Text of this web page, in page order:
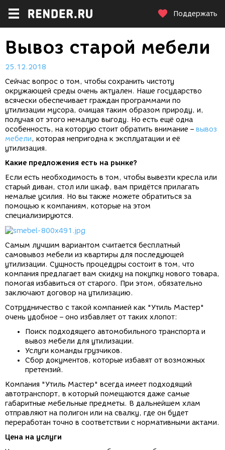
Поддержать
Вывоз старой мебели
25.12.2018
Сейчас вопрос о том, чтобы сохранить чистоту
окружающей среды очень актуален. Наше государство
всячески обеспечивает граждан программами по
утилизации мусора, очищая таким образом природу, и,
получая от этого немалую выгоду. Но есть ещё одна
особенность, на которую стоит обратить внимание – вывоз
мебели, которая непригодна к эксплуатации и её
утилизация.
Какие предложения есть на рынке?
Если есть необходимость в том, чтобы вывезти кресла или
старый диван, стол или шкаф, вам придётся прилагать
немалые усилия. Но вы также можете обратиться за
помощью к компаниям, которые на этом
специализируются.
Самым лучшим вариантом считается бесплатный
самовывоз мебели из квартиры для последующей
утилизации. Сущность процедуры состоит в том, что
компания предлагает вам скидку на покупку нового товара,
помогая избавиться от старого. При этом, обязательно
заключают договор на утилизацию.
Сотрудничество с такой компанией как "Утиль Мастер"
очень удобное – оно избавляет от таких хлопот:
Поиск подходящего автомобильного транспорта и
вывоз мебели для утилизации.
Услуги команды грузчиков.
Сбор документов, которые избавят от возможных
претензий.
Компания "Утиль Мастер" всегда имеет подходящий
автотранспорт, в который помещаются даже самые
габаритные мебельные предметы. В дальнейшем хлам
отправляют на полигон или на свалку, где он будет
переработан точно в соответствии с нормативными актами.
Цена на услуги